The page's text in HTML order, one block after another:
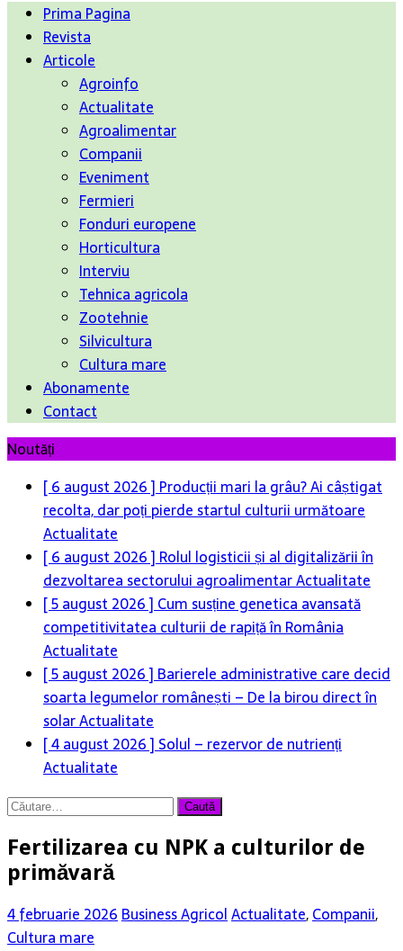
Prima Pagina
Revista
Articole
Agroinfo
Actualitate
Agroalimentar
Companii
Eveniment
Fermieri
Fonduri europene
Horticultura
Interviu
Tehnica agricola
Zootehnie
Silvicultura
Cultura mare
Abonamente
Contact
Noutăți
[ 6 august 2026 ] Producții mari la grâu? Ai câștigat
recolta, dar poți pierde startul culturii următoare
Actualitate
[ 6 august 2026 ] Rolul logisticii și al digitalizării în
dezvoltarea sectorului agroalimentarActualitate
[ 5 august 2026 ] Cum susține genetica avansată
competitivitatea culturii de rapiță în România
Actualitate
[ 5 august 2026 ] Barierele administrative care decid
soarta legumelor românești – De la birou direct în
solarActualitate
[ 4 august 2026 ] Solul – rezervor de nutrienți
Actualitate
Caută
Fertilizarea cu NPK a culturilor de
primăvară
4 februarie 2026Business AgricolActualitate,Companii,
Cultura mare